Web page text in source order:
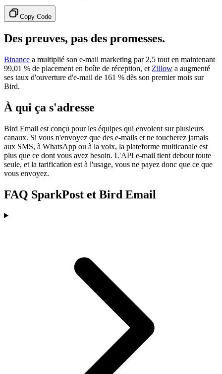
Copy Code
Des preuves, pas des promesses.
Binance a multiplié son e-mail marketing par 2,5 tout en maintenant
99,01 % de placement en boîte de réception, et Zillow a augmenté
ses taux d'ouverture d'e-mail de 161 % dès son premier mois sur
Bird.
À qui ça s'adresse
Bird Email est conçu pour les équipes qui envoient sur plusieurs
canaux. Si vous n'envoyez que des e-mails et ne toucherez jamais
aux SMS, à WhatsApp ou à la voix, la plateforme multicanale est
plus que ce dont vous avez besoin. L'API e-mail tient debout toute
seule, et la tarification est à l'usage, vous ne payez donc que ce que
vous envoyez.
FAQ SparkPost et Bird Email